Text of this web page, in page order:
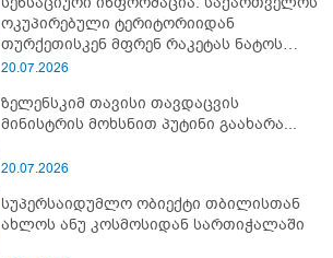
ოკუპირებული ტერიტორიიდან
თურქეთისკენ მფრენ რაკეტას ნატოს
სამიტი კინაღამ ჩაუშლია
20.07.2026
ზელენსკიმ თავისი თავდაცვის
მინისტრის მოხსნით პუტინი გაახარა...
20.07.2026
სუპერსაიდუმლო ობიექტი თბილისთან
ახლოს ანუ კოსმოსიდან სართიჭალაში